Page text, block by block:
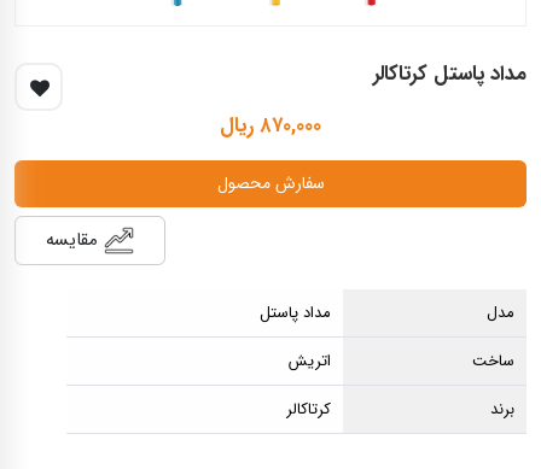
مداد پاستل کرتاکالر
۸۷۰,۰۰۰ ریال
سفارش محصول
مقایسه
مدل
مداد پاستل
ساخت
اتریش
برند
کرتاکالر